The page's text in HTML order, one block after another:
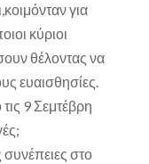
για
κύριοι
θέλοντας να
ευαισθησίες.
9 Σεμτέβρη
στο